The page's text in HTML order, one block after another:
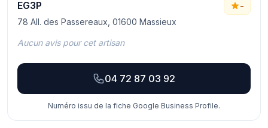
EG3P
78 All. des Passereaux, 01600 Massieux
-
Aucun avis pour cet artisan
04 72 87 03 92
Numéro issu de la fiche Google Business Profile.